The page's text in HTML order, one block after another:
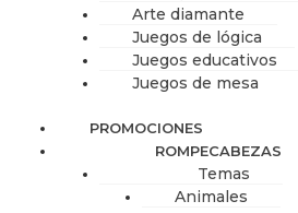
Arte diamante
Juegos de lógica
Juegos educativos
Juegos de mesa
PROMOCIONES
ROMPECABEZAS
Temas
Animales